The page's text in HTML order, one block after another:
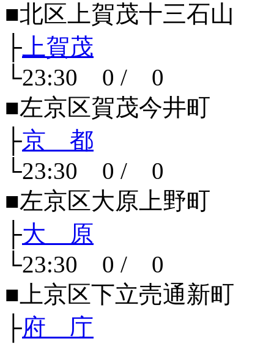
■北区上賀茂十三石山
├ 上賀茂
└23:30 0 / 0
■左京区賀茂今井町
├京 都
└23:30 0 / 0
■左京区大原上野町
├大 原
└23:30 0 / 0
■上京区下立売通新町
├府 庁